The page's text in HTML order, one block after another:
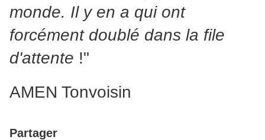
monde. Il y en a qui ont
forcément doublé dans la file
d'attente !"
AMEN Tonvoisin
Partager